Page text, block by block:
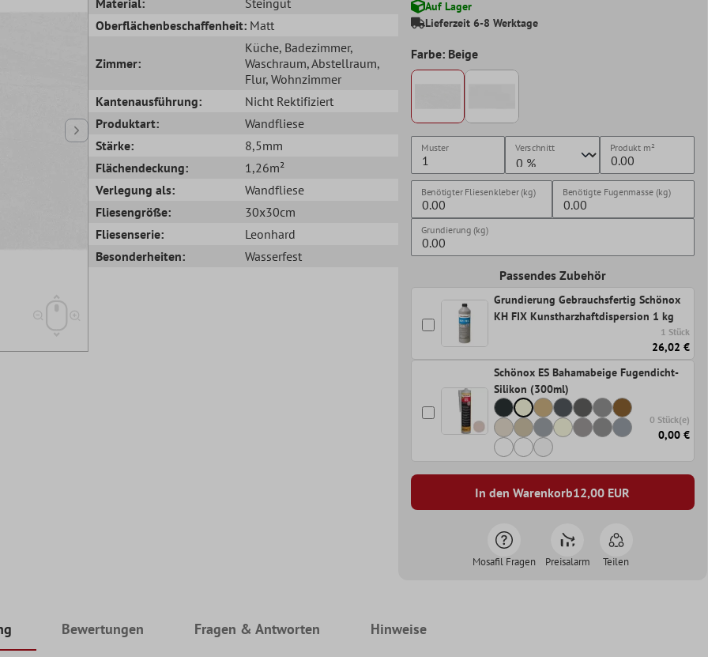
Oberflächenbeschaffenheit: Matt
Zimmer:
Küche, Badezimmer,
Waschraum, Abstellraum,
Flur, Wohnzimmer
Kantenausführung:
Nicht Rektifiziert
Produktart:
Wandfliese
Stärke:
8,5mm
Flächendeckung:
1,26m²
Verlegung als:
Wandfliese
Fliesengröße:
30x30cm
Fliesenserie:
Leonhard
Besonderheiten:
Wasserfest
Auf Lager
Lieferzeit 6-8 Werktage
Farbe: Beige
Muster Verschnitt Produkt m²
Benötigter Fliesenkleber (kg) Benötigte Fugenmasse (kg)
Grundierung (kg)
Passendes Zubehör
Grundierung Gebrauchsfertig Schönox
KH FIX Kunstharzhaftdispersion 1 kg
1 Stück
26,02 €
Schönox ES Bahamabeige Fugendicht-
Silikon (300ml)
0 Stück(e)
0,00 €
In den Warenkorb12,00 EUR
Mosafil Fragen Preisalarm Teilen
Bewertungen Fragen & Antworten Hinweise